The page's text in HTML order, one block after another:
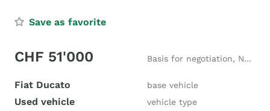
Save as favorite
CHF 51'000 Basis for negotiation, New price CHF 72'000
Fiat Ducato base vehicle
Used vehicle vehicle type